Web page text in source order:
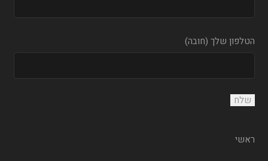
הטלפון שלך (חובה)
ראשי